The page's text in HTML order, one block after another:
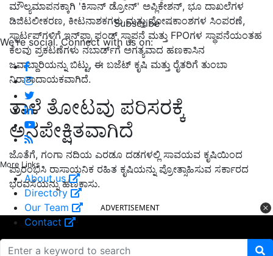
Subscribe
We're social. Connect with us on:
More Links
About us
Directory
Our Team
Contact
ಮೌಲ್ಯಮಾಪನಕ್ಕಾಗಿ 'ಕಿಸಾನ್ ಡ್ರೋನ್' ಅಪ್ಲಿಕೇಶನ್, ಭೂ ದಾಖಲೆಗಳ
ಡಿಜಿಟಲೀಕರಣ, ಕೀಟನಾಶಕಗಳು ಮತ್ತು ಪೋಷಕಾಂಶಗಳ ಸಿಂಪರಣೆ,
ಸ್ಟಾರ್ಟಪ್‌ಗಳಿಗೆ ಇನ್‌ಫ್ರಾ ಫಂಡ್ ಸ್ಥಾಪನೆ ಮತ್ತು FPOಗಳ ಸ್ಥಾಪನೆಯಂತಹ
ಕೆಲವು ಪ್ರಕಟಣೆಗಳು ನಬಾರ್ಡ್‌ಗೆ ಅಗತ್ಯವಾದ ಹಣಕಾಸಿನ
ಜವಾಬ್ದಾರಿಯನ್ನು ಬಿಟ್ಟು, ಈ ಬಜೆಟ್ ಕೃಷಿ ಮತ್ತು ರೈತರಿಗೆ ತುಂಬಾ
ನಿರಾಶಾದಾಯಕವಾಗಿದೆ.
ತಾಳೆ ತೋಟವು ಪರಿಸರಕ್ಕೆ
ಅನಪೇಕ್ಷಿತವಾಗಿದೆ
ಜೊತೆಗೆ, ಗಂಗಾ ನದಿಯ ಎರಡೂ ದಡಗಳಲ್ಲಿ ಸಾವಯವ ಕೃಷಿಯಿಂದ
ಪ್ರಾರಂಭಿಸಿ ರಾಸಾಯನಿಕ ರಹಿತ ಕೃಷಿಯನ್ನು ಪ್ರೋತ್ಸಾಹಿಸುವ ಸರ್ಕಾರದ
ಭರವಸೆಯನ್ನು ಹಣಕಾಸು.
ADVERTISEMENT